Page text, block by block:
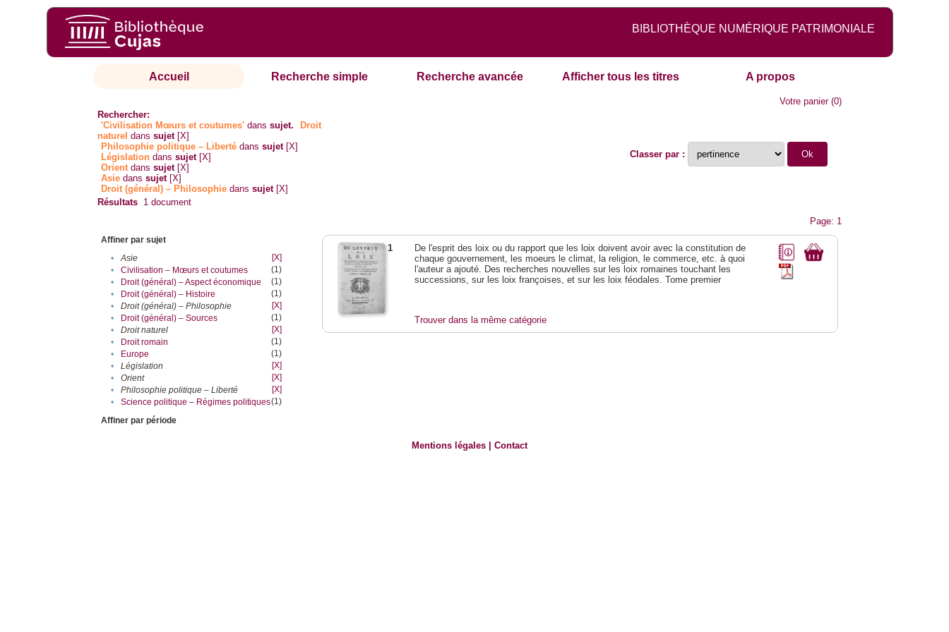
BIBLIOTHÈQUE NUMÉRIQUE PATRIMONIALE
Accueil Recherche simple Recherche avancée Afficher tous les titres A propos
Votre panier(0)
Rechercher:
'Civilisation Mœurs et coutumes' danssujet.
Droit
naturel danssujet [X]
Philosophie politique – Liberté danssujet [X]
Législation danssujet [X]
Orientdanssujet [X]
Asie danssujet [X]
Droit (général) – Philosophie danssujet [X]
Classer par :
Résultats 1 document
Page: 1
Affiner par sujet
•
Asie
[X]
•
Civilisation – Mœurs et coutumes
(1)
•
Droit (général) – Aspect économique
(1)
•
Droit (général) – Histoire
(1)
•
Droit (général) – Philosophie
[X]
•
Droit (général) – Sources
(1)
•
Droit naturel
[X]
•
Droit romain
(1)
•
Europe
(1)
•
Législation
[X]
•
Orient
[X]
•
Philosophie politique – Liberté
[X]
•
Science politique – Régimes politiques(1)
Affiner par période
1
De l'esprit des loix ou du rapport que les loix doivent avoir avec la constitution de
chaque gouvernement, les moeurs le climat, la religion, le commerce, etc. à quoi
l'auteur a ajouté. Des recherches nouvelles sur les loix romaines touchant les
successions, sur les loix françoises, et sur les loix féodales. Tome premier
Trouver dans la même catégorie
Mentions légales |Contact